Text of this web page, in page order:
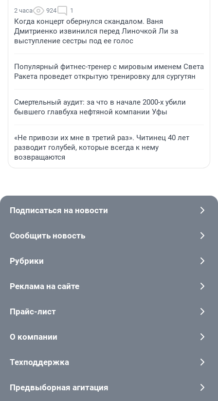
2 часа 924 1
Когда концерт обернулся скандалом. Ваня
Дмитриенко извинился перед Линочкой Ли за
выступление сестры под ее голос
Популярный фитнес-тренер с мировым именем Света
Ракета проведет открытую тренировку для сургутян
Смертельный аудит: за что в начале 2000-х убили
бывшего главбуха нефтяной компании Уфы
«Не привози их мне в третий раз». Читинец 40 лет
разводит голубей, которые всегда к нему
возвращаются
Подписаться на новости
Сообщить новость
Рубрики
Реклама на сайте
Прайс-лист
О компании
Техподдержка
Предвыборная агитация